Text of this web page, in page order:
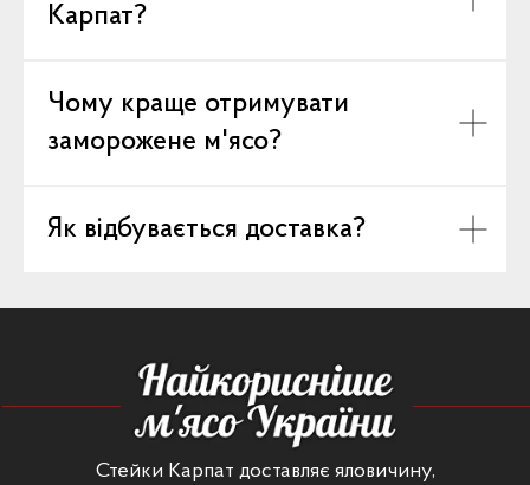
Карпат?
Чому краще отримувати
заморожене м'ясо?
Як відбувається доставка?
Стейки Карпат доставляє яловичину,